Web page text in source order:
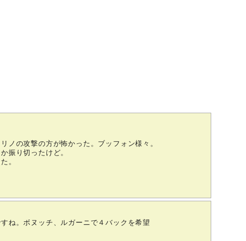
ノの攻撃の方が怖かった。ブッフォン様々。
振り切ったけど。
。
ね。ボヌッチ、ルガーニで４バックを希望